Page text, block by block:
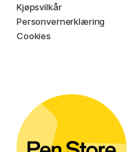
Kjøpsvilkår
Personvernerklæring
Cookies